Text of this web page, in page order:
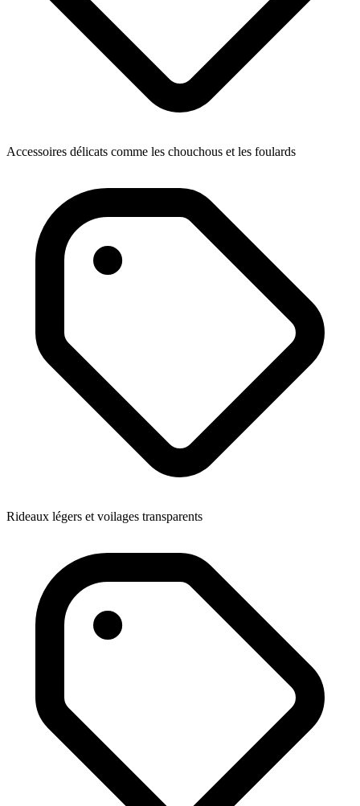
Accessoires délicats comme les chouchous et les foulards
Rideaux légers et voilages transparents